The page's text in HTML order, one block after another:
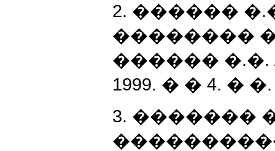
2. ������
��������
������
1999. � � 4. � �.
3. �������